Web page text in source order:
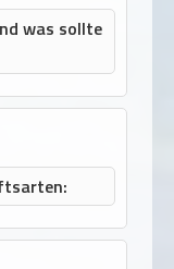
was sollte